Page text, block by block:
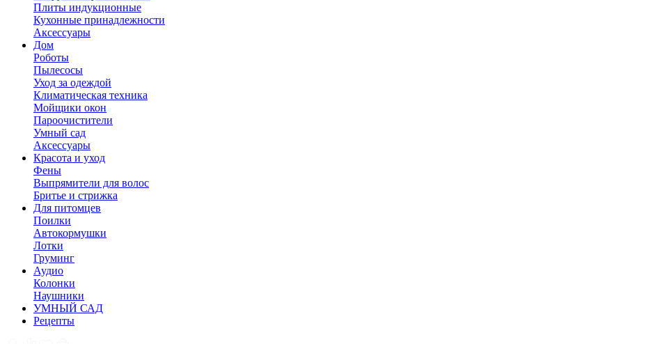
Плиты индукционные
Кухонные принадлежности
Аксессуары
Дом
Роботы
Пылесосы
Уход за одеждой
Климатическая техника
Мойщики окон
Пароочистители
Умный сад
Аксессуары
Красота и уход
Фены
Выпрямители для волос
Бритье и стрижка
Для питомцев
Поилки
Автокормушки
Лотки
Груминг
Аудио
Колонки
Наушники
УМНЫЙ САД
Рецепты